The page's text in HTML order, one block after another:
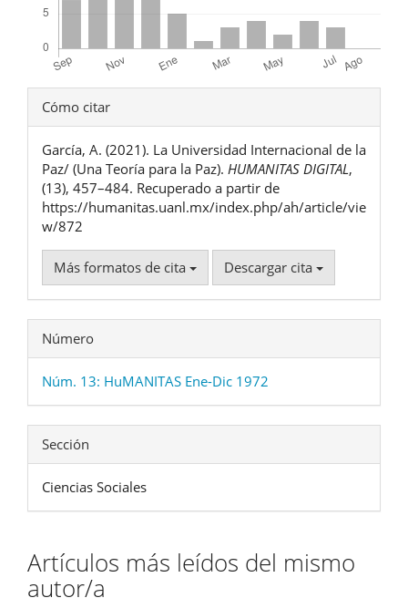
Detalles
del
artículo
Cómo citar
García, A. (2021). La Universidad Internacional de la
Paz/ (Una Teoría para la Paz). HUMANITAS DIGITAL,
(13), 457–484. Recuperado a partir de
https://humanitas.uanl.mx/index.php/ah/article/vie
w/872
Más formatos de cita Descargar cita
Número
Núm. 13: HuMANITAS Ene-Dic 1972
Sección
Ciencias Sociales
Artículos más leídos del mismo
autor/a